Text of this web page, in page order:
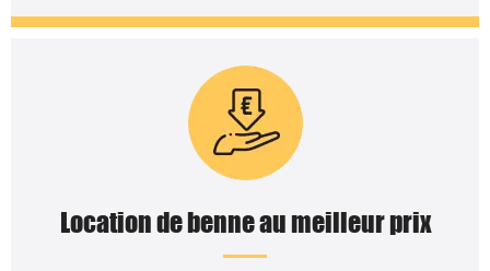
Location de benne au meilleur prix